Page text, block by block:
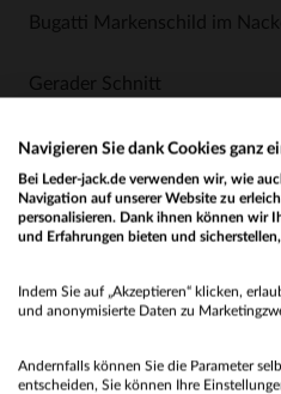
Bugatti Markenschild im
Gerader Schnitt
Diese marineblaue Jacke ist
und Eleganz.
Das Modell GLOVE NAPPA
No
Navigieren Sie dank Cookies ganz
Bei Leder-jack.de verwenden wir, wie
Navigation auf unserer Website zu
personalisieren. Dank ihnen können wir
und Erfahrungen bieten und
Indem Sie auf „Akzeptieren“ klicken,
und anonymisierte Daten zu
Andernfalls können Sie die Parameter
entscheiden, Sie können Ihre